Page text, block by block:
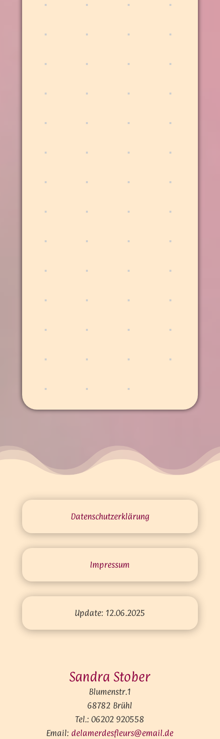
Datenschutz­erklärung
Impressum
Update: 12.06.2025
Sandra Stober
Blumenstr.1
68782 Brühl
Tel.: 06202 920558
Email: delamerdesfleurs@email.de